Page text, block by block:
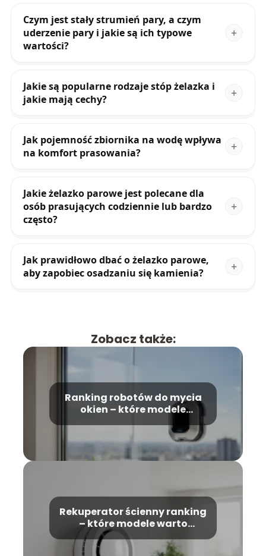
Czym jest stały strumień pary, a czym
uderzenie pary i jakie są ich typowe
wartości?
Jakie są popularne rodzaje stóp żelazka i
jakie mają cechy?
Jak pojemność zbiornika na wodę wpływa
na komfort prasowania?
Jakie żelazko parowe jest polecane dla
osób prasujących codziennie lub bardzo
często?
Jak prawidłowo dbać o żelazko parowe,
aby zapobiec osadzaniu się kamienia?
Zobacz także:
Ranking robotów do mycia
okien – które modele
Rekuperator ścienny ranking
– które modele warto
wybrać?